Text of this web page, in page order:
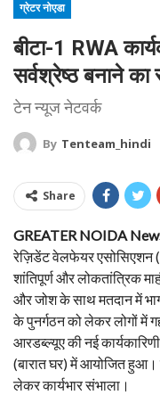
ग्रेटर नोएडा
बीटा-1 RWA
सर्वश्रेष्ठ बनाने
टेन न्यूज नेटवर्क
By Tenteam_hindi
Share
GREATER NOIDA
रेज़िडेंट वेलफेयर एसोसिएशन
शांतिपूर्ण और लोकतांत्रिक
और जोश के साथ मतदान में
के पुनर्गठन को लेकर लोगों में
आरडब्ल्यूए की नई
(बारात घर) में आयोजित हुआ।
लेकर कार्यभार संभाला।